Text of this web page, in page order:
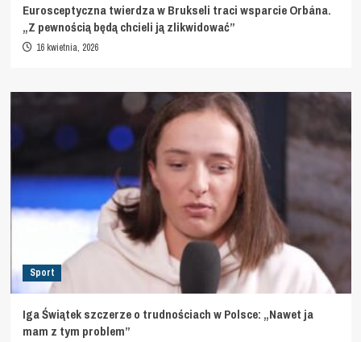
Eurosceptyczna twierdza w Brukseli traci wsparcie Orbána.
„Z pewnością będą chcieli ją zlikwidować”
16 kwietnia, 2026
Sport
Iga Świątek szczerze o trudnościach w Polsce: „Nawet ja
mam z tym problem”